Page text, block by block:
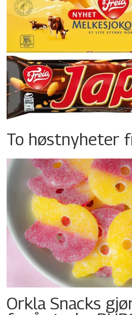
To høstnyheter
Orkla Snacks